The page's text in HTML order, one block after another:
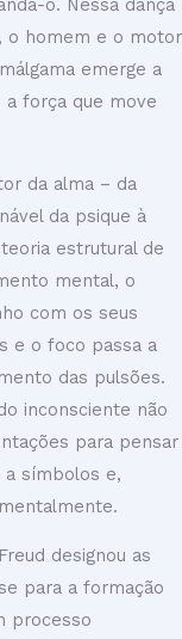
o. Nessa dança
o homem e o motor
emerge a
força que move
da alma – da
da psique à
estrutural de
mental, o
com os seus
e o foco passa a
das pulsões.
inconsciente não
para pensar
a símbolos e,
designou as
para a formação
processo